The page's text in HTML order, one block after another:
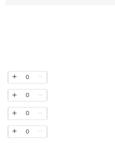
0
0
0
0